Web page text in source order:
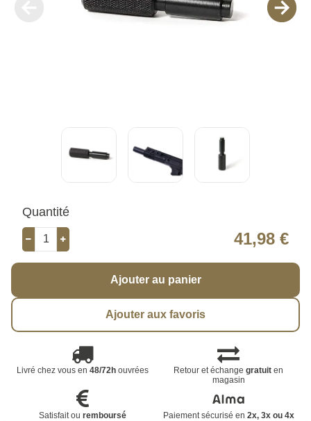
Quantité
41,98 €
Ajouter au panier
Ajouter aux favoris
Livré chez vous en 48/72houvrées Retour et échangegratuit en
magasin
Satisfait ou remboursé Paiement sécurisé en 2x, 3x ou 4x